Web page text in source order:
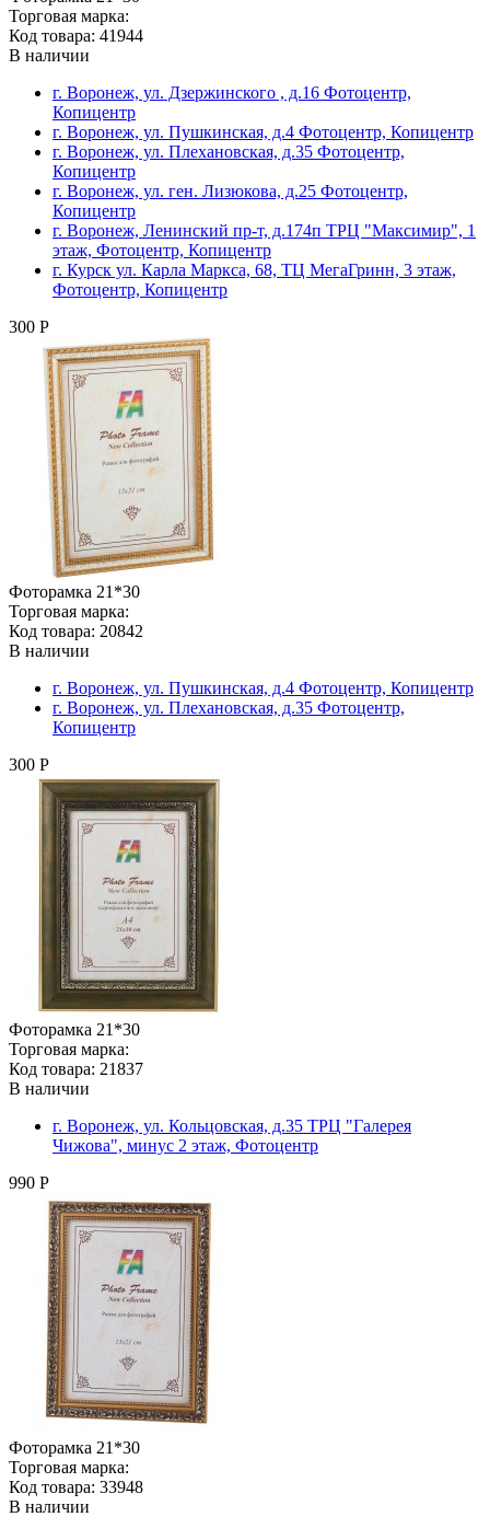
Торговая марка:
Код товара: 41944
В наличии
г. Воронеж, ул. Дзержинского , д.16 Фотоцентр,
Копицентр
г. Воронеж, ул. Пушкинская, д.4 Фотоцентр, Копицентр
г. Воронеж, ул. Плехановская, д.35 Фотоцентр,
Копицентр
г. Воронеж, ул. ген. Лизюкова, д.25 Фотоцентр,
Копицентр
г. Воронеж, Ленинский пр-т, д.174п ТРЦ "Максимир", 1
этаж, Фотоцентр, Копицентр
г. Курск ул. Карла Маркса, 68, ТЦ МегаГринн, 3 этаж,
Фотоцентр, Копицентр
300 Р
Фоторамка 21*30
Торговая марка:
Код товара: 20842
В наличии
г. Воронеж, ул. Пушкинская, д.4 Фотоцентр, Копицентр
г. Воронеж, ул. Плехановская, д.35 Фотоцентр,
Копицентр
300 Р
Фоторамка 21*30
Торговая марка:
Код товара: 21837
В наличии
г. Воронеж, ул. Кольцовская, д.35 ТРЦ "Галерея
Чижова", минус 2 этаж, Фотоцентр
990 Р
Фоторамка 21*30
Торговая марка:
Код товара: 33948
В наличии